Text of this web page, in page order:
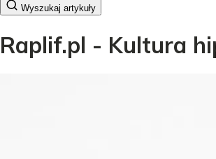
Wyszukaj artykuły
Raplif.pl - Kultura